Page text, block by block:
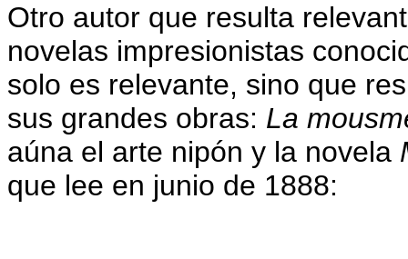
Otro autor que resulta
novelas impresionistas
solo es relevante, sino que
sus grandes obras: La
aúna el arte nipón y la novela
que lee en junio de 1888: